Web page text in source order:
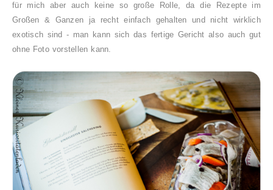
für mich aber auch keine so große Rolle, da die Rezepte im
Großen & Ganzen ja recht einfach gehalten und nicht wirklich
exotisch sind - man kann sich das fertige Gericht also auch gut
ohne Foto vorstellen kann.